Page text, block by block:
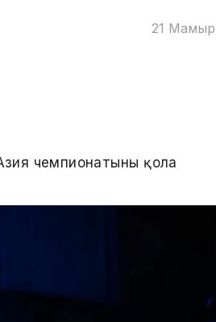
21
чемпионатының қола